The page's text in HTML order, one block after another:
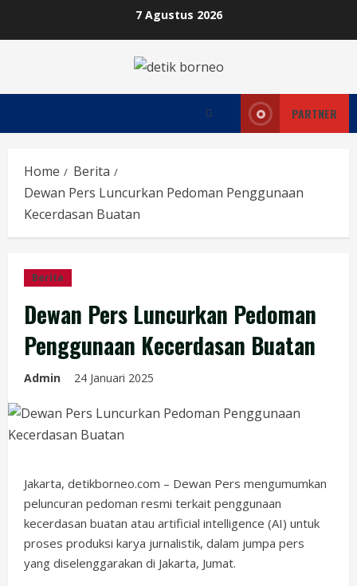
7 Agustus 2026
PARTNER
Home
Berita
Dewan Pers Luncurkan Pedoman Penggunaan
Kecerdasan Buatan
Berita
Dewan Pers Luncurkan Pedoman
Penggunaan Kecerdasan Buatan
Admin 24 Januari 2025
Jakarta, detikborneo.com – Dewan Pers mengumumkan
peluncuran pedoman resmi terkait penggunaan
kecerdasan buatan atau artificial intelligence (AI) untuk
proses produksi karya jurnalistik, dalam jumpa pers
yang diselenggarakan di Jakarta, Jumat.